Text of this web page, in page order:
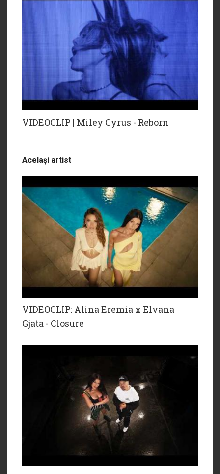
VIDEOCLIP | Miley Cyrus - Reborn
Acelaşi artist
VIDEOCLIP: Alina Eremia x Elvana
Gjata - Closure